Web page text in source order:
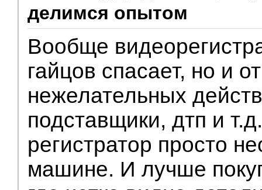
делимся опытом
Вообще
гайцов спасает, но и
нежелательных
подставщики, дтп и
регистратор просто
машине. И лучше